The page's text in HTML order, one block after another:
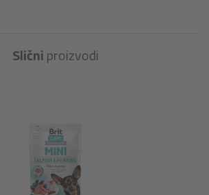
Sličniproizvodi